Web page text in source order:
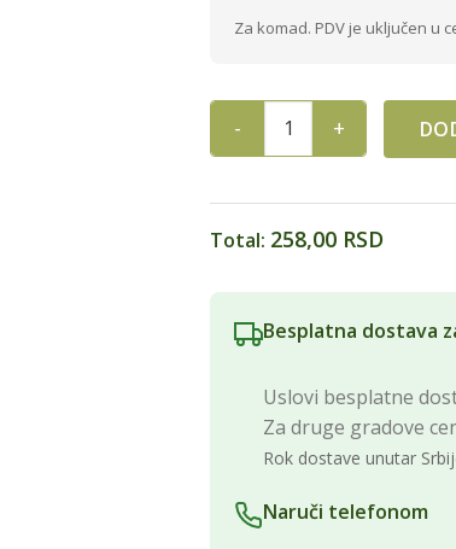
Za komad. PDV je uključen u
ULJE KANTARION ZA
Total: 258,00 RSD
Besplatna dostava
Uslovi besplatne
Za druge gradove
Rok dostave unutar
Naruči telefonom